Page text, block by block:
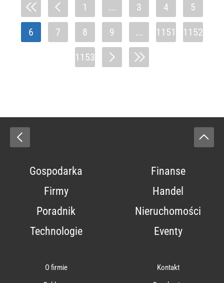
1 ... 3 4 5
6 7 8 9 ... 1151 1152
1153
Gospodarka
Finanse
Firmy
Handel
Poradnik
Nieruchomości
Technologie
Eventy
O firmie
Kontakt